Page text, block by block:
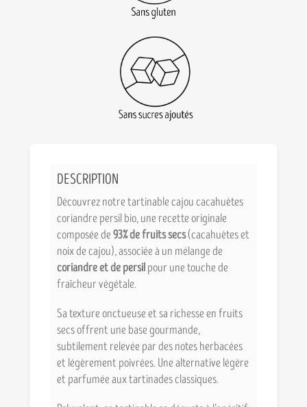
DESCRIPTION
Découvrez notre tartinable cajou cacahuètes
coriandre persil bio, une recette originale
composée de93% de fruits secs(cacahuètes et
noix de cajou), associée à un mélange de
coriandre et de persilpour une touche de
fraîcheur végétale.
Sa texture onctueuse et sa richesse en fruits
secs offrent une base gourmande,
subtilement relevée par des notes herbacées
et légèrement poivrées. Une alternative légère
et parfumée aux tartinades classiques.